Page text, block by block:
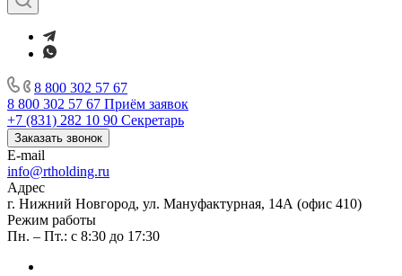
8 800 302 57 67
8 800 302 57 67 Приём заявок
+7 (831) 282 10 90 Секретарь
Заказать звонок
E-mail
info@rtholding.ru
Адрес
г. Нижний Новгород, ул. Мануфактурная, 14А (офис 410)
Режим работы
Пн. – Пт.: с 8:30 до 17:30